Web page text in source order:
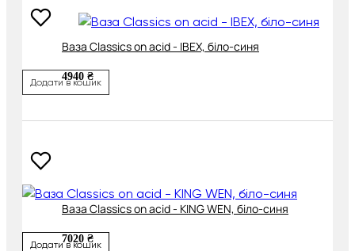
Ваза Classics on acid - IBEX, біло-синя
4940 ₴
Додати в кошик
Ваза Classics on acid - KING WEN, біло-синя
7020 ₴
Додати в кошик